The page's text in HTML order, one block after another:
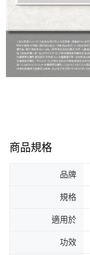
商品規格
品牌
規格
適用於
功效